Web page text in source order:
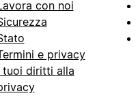
con noi
e privacy
tuoi diritti alla